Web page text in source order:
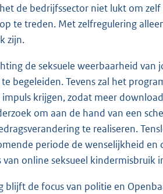
de bedrijfssector niet lukt om
te treden. Met zelfregulering
zijn.
de seksuele weerbaarheid van
begeleiden. Tevens zal het
krijgen, zodat meer
om aan de hand van een
te realiseren.
periode de wenselijkheid
online seksueel kindermisbruik
de focus van politie en